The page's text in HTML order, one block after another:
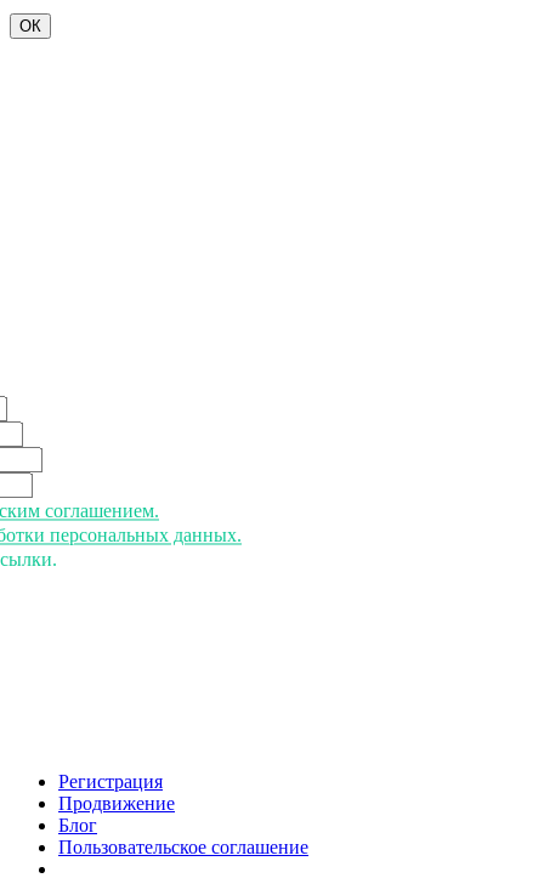
ОК
соглашением.
персональных данных.
Регистрация
Продвижение
Блог
Пользовательское соглашение